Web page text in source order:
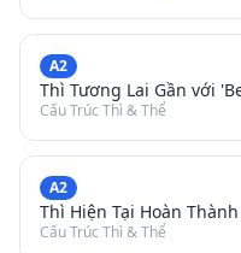
A2
Thì Tương Lai Gần với
Cấu Trúc Thì & Thể
A2
Thì Hiện Tại Hoàn
Cấu Trúc Thì & Thể